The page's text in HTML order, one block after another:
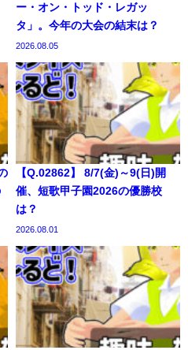
ー・オン・トッド・レガッ
タ」。今年の大会の結末は？
2026.08.05
【Q.02862】 8/7(金)～9(日)開
催、短歌甲子園2026の優勝校
は？
2026.08.01